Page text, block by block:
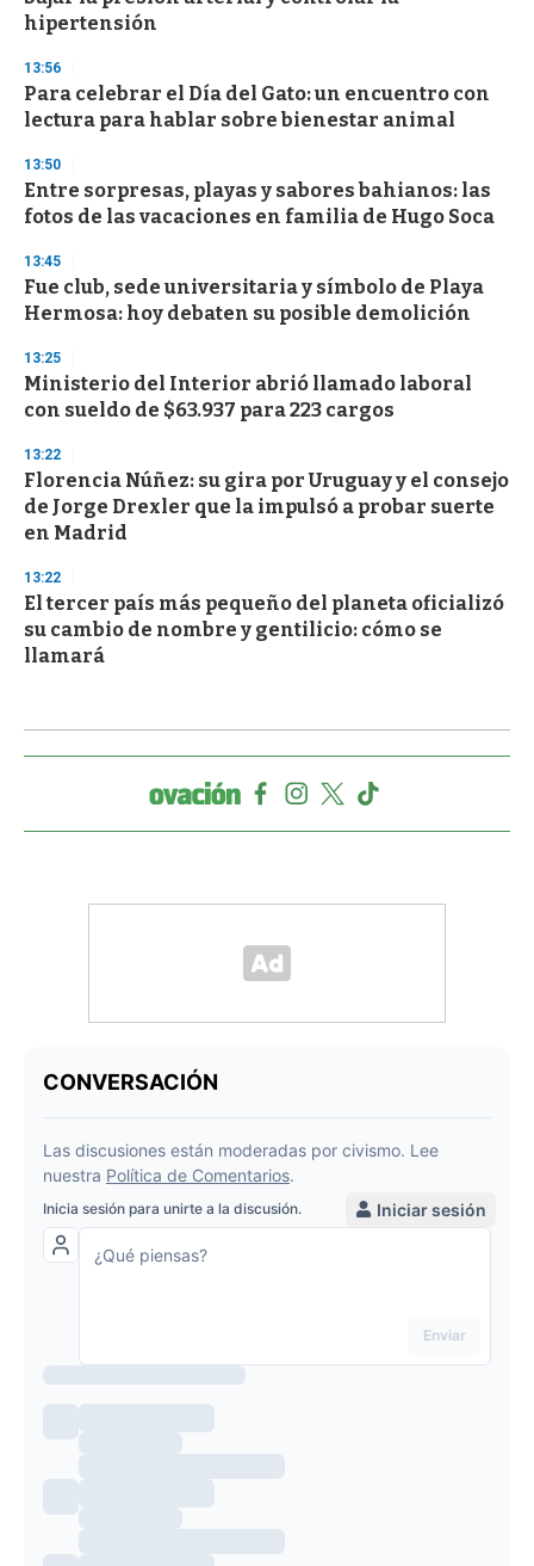
n
hipertensión
13:56
Para celebrar el Día del Gato: un encuentro con
lectura para hablar sobre bienestar animal
13:50
Entre sorpresas, playas y sabores bahianos: las
fotos de las vacaciones en familia de Hugo Soca
13:45
Fue club, sede universitaria y símbolo de Playa
Hermosa: hoy debaten su posible demolición
13:25
Ministerio del Interior abrió llamado laboral
con sueldo de $63.937 para 223 cargos
13:22
Florencia Núñez: su gira por Uruguay y el consejo
de Jorge Drexler que la impulsó a probar suerte
en Madrid
13:22
El tercer país más pequeño del planeta oficializó
su cambio de nombre y gentilicio: cómo se
llamará